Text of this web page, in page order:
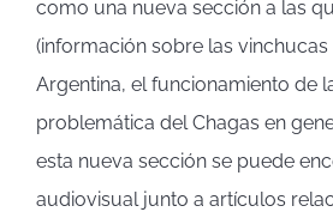
como una nueva sección a las
(información sobre las vinchucas
Argentina, el funcionamiento de
problemática del Chagas en
esta nueva sección se puede
audiovisual junto a artículos